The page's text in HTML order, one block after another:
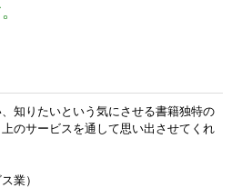
知りたいという気にさせる書籍独特の
のサービスを通して思い出させてくれ
業）